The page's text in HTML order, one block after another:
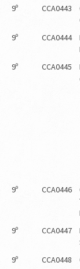
9º
CCA0443
9º CCA0444
9º CCA0445
9º CCA0446
9º CCA0447
9º CCA0448